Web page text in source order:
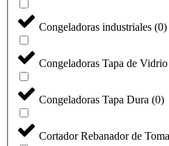
Congeladoras industriales (0)
Congeladoras Tapa de Vidrio
Congeladoras Tapa Dura (0)
Cortador Rebanador de